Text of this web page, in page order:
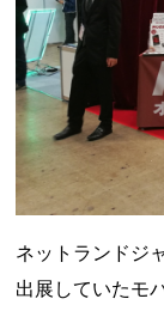
ネットランドジ
出展していたモ